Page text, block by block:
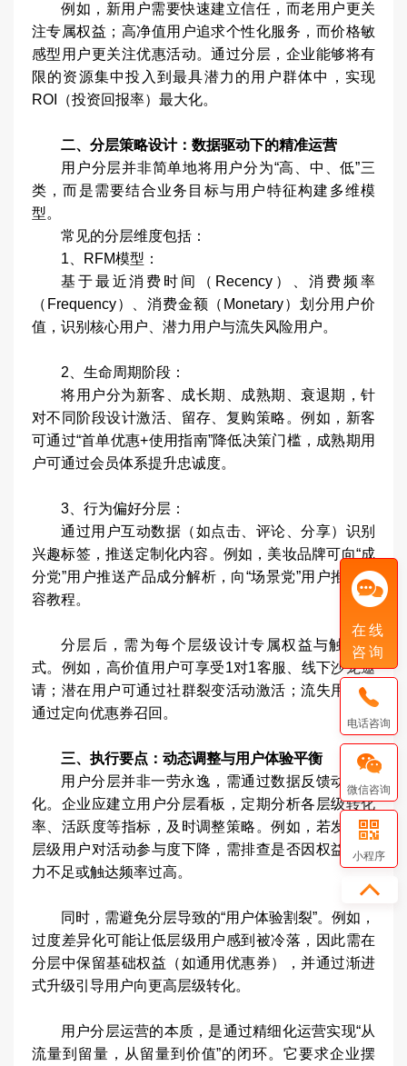
例如，新用户需要快速建立信任，而老用户更关
注专属权益；高净值用户追求个性化服务，而价格敏
感型用户更关注优惠活动。通过分层，企业能够将有
限的资源集中投入到最具潜力的用户群体中，实现
ROI（投资回报率）最大化。
二、分层策略设计：数据驱动下的精准运营
用户分层并非简单地将用户分为“高、中、低”三
类，而是需要结合业务目标与用户特征构建多维模
型。
常见的分层维度包括：
1、RFM模型：
基于最近消费时间（Recency）、消费频率
（Frequency）、消费金额（Monetary）划分用户价
值，识别核心用户、潜力用户与流失风险用户。
2、生命周期阶段：
将用户分为新客、成长期、成熟期、衰退期，针
对不同阶段设计激活、留存、复购策略。例如，新客
可通过“首单优惠+使用指南”降低决策门槛，成熟期用
户可通过会员体系提升忠诚度。
3、行为偏好分层：
通过用户互动数据（如点击、评论、分享）识别
兴趣标签，推送定制化内容。例如，美妆品牌可向“成
分党”用户推送产品成分解析，向“场景党”用户推送妆
容教程。
分层后，需为每个层级设计专属权益与触达方
式。例如，高价值用户可享受1对1客服、线下沙龙邀
请；潜在用户可通过社群裂变活动激活；流失用户可
通过定向优惠券召回。
三、执行要点：动态调整与用户体验平衡
用户分层并非一劳永逸，需通过数据反馈动态优
化。企业应建立用户分层看板，定期分析各层级转化
率、活跃度等指标，及时调整策略。例如，若发现某
层级用户对活动参与度下降，需排查是否因权益吸引
力不足或触达频率过高。
同时，需避免分层导致的“用户体验割裂”。例如，
过度差异化可能让低层级用户感到被冷落，因此需在
分层中保留基础权益（如通用优惠券），并通过渐进
式升级引导用户向更高层级转化。
用户分层运营的本质，是通过精细化运营实现“从
流量到留量，从留量到价值”的闭环。它要求企业摆
在线
咨询
电话咨询
微信咨询
小程序